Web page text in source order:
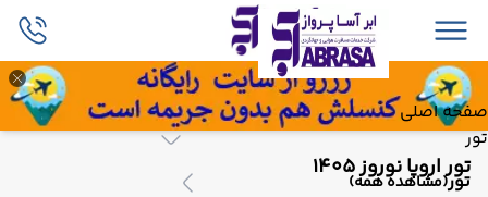
صفحه اصلی
تور
تور(مشاهده همه)
تور اروپا نوروز 1405